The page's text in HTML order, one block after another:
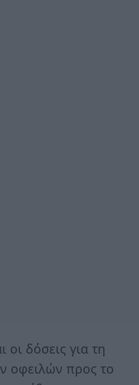
οι δόσεις για τη
οφειλών προς το